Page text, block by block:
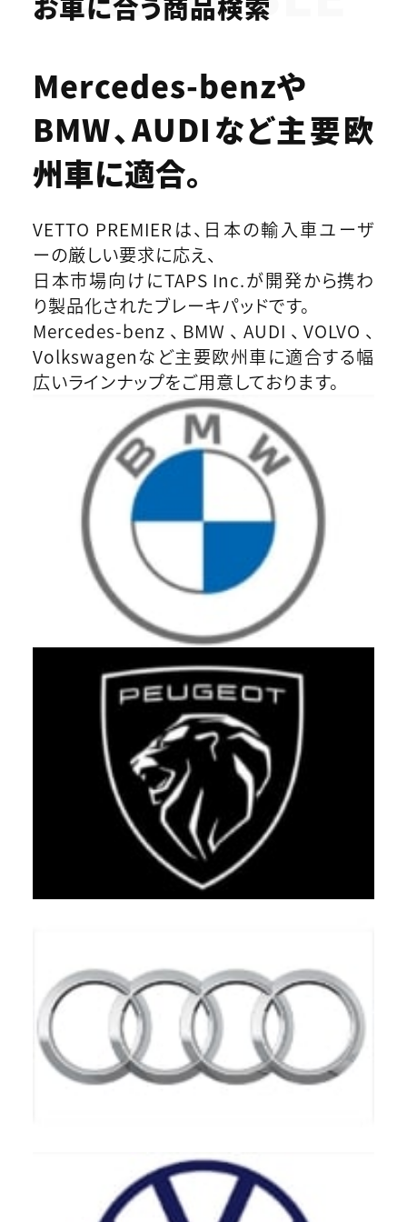
Mercedes-benzや
BMW、AUDIなど主要欧
州車に適合。
VETTO PREMIERは、日本の輸入車ユーザ
ーの厳しい要求に応え、
日本市場向けにTAPS Inc.が開発から携わ
り製品化されたブレーキパッドです。
Mercedes-benz、BMW、AUDI、VOLVO、
Volkswagenなど主要欧州車に適合する幅
広いラインナップをご用意しております。